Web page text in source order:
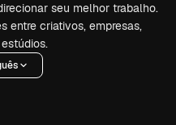
seu melhor trabalho.
entre criativos, empresas,